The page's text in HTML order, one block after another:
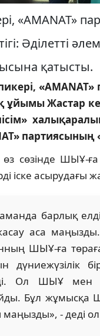
«AMANAT»
Әділетті
қатысты.
Жастар
сөзінде ШЫҰ-
іске асырудағы
барлық
аса
ШЫҰ-ға
дүниежүзілік
Ол ШЫҰ мен
Бұл жұмысқа
- деді